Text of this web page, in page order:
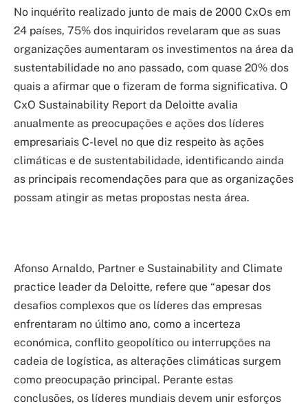
No inquérito realizado junto de mais de 2000 CxOs em
24 países, 75% dos inquiridos revelaram que as suas
organizações aumentaram os investimentos na área da
sustentabilidade no ano passado, com quase 20% dos
quais a afirmar que o fizeram de forma significativa. O
CxO Sustainability Report da Deloitte avalia
anualmente as preocupações e ações dos líderes
empresariais C-level no que diz respeito às ações
climáticas e de sustentabilidade, identificando ainda
as principais recomendações para que as organizações
possam atingir as metas propostas nesta área.
Afonso Arnaldo, Partner e Sustainability and Climate
practice leader da Deloitte, refere que “apesar dos
desafios complexos que os líderes das empresas
enfrentaram no último ano, como a incerteza
económica, conflito geopolítico ou interrupções na
cadeia de logística, as alterações climáticas surgem
como preocupação principal. Perante estas
conclusões, os líderes mundiais devem unir esforços